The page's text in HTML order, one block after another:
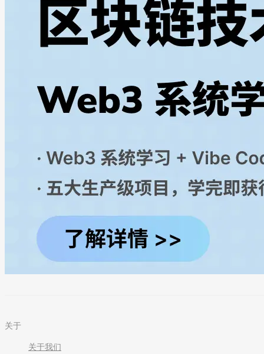
关于
关于我们